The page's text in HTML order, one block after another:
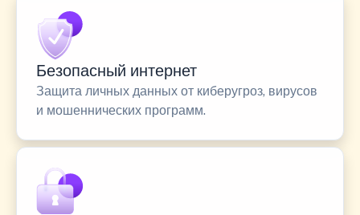
Безопасный интернет
Защита личных данных от киберугроз, вирусов
и мошеннических программ.